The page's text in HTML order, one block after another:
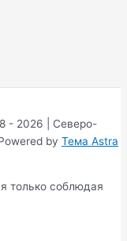
- 2026 | Северо-
by Тема Astra
только соблюдая